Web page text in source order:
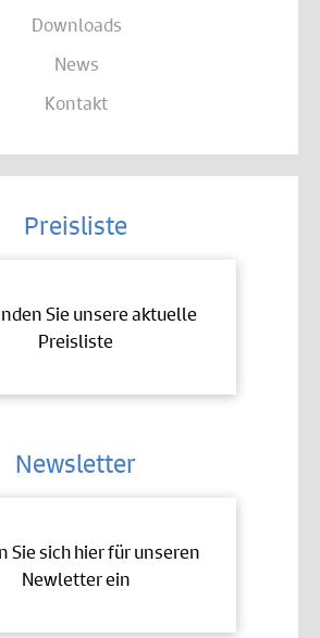
Downloads
News
Kontakt
Preisliste
Sie unsere aktuelle
Preisliste
Newsletter
Sie sich hier für unseren
Newletter ein